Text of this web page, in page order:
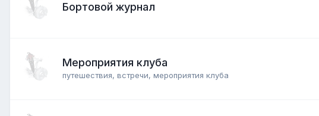
Бортовой журнал
Мероприятия клуба
путешествия, встречи, мероприятия клуба